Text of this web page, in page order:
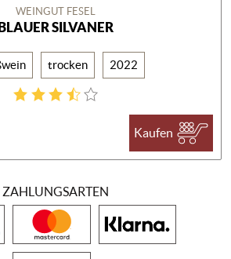
WEINGUT FESEL
SILVANER
trocken 2022
Kaufen
ZAHLUNGSARTEN